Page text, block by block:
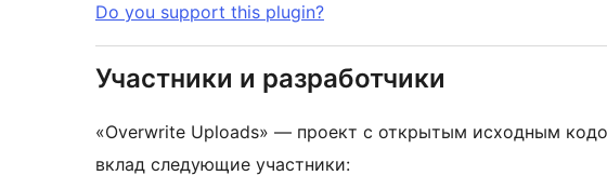
Do you support this plugin?
Участники и разработчики
«Overwrite Uploads» — проект с открытым исходным
вклад следующие участники: